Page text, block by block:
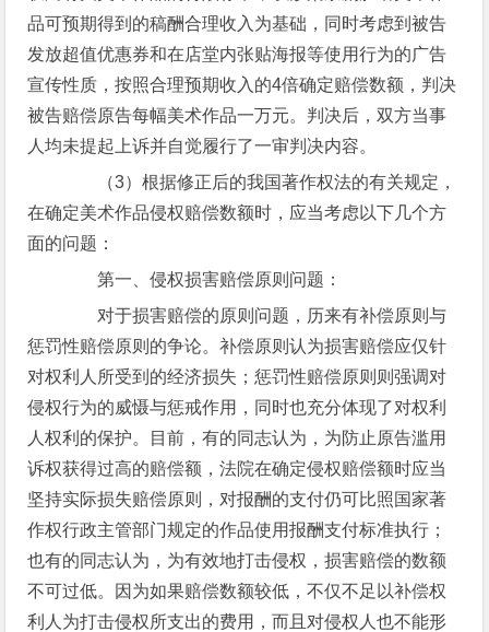
品可预期得到的稿酬合理收入为基础，同时考虑到被告
发放超值优惠券和在店堂内张贴海报等使用行为的广告
宣传性质，按照合理预期收入的4倍确定赔偿数额，判决
被告赔偿原告每幅美术作品一万元。判决后，双方当事
人均未提起上诉并自觉履行了一审判决内容。
（3）根据修正后的我国著作权法的有关规定，
在确定美术作品侵权赔偿数额时，应当考虑以下几个方
面的问题：
第一、侵权损害赔偿原则问题：
对于损害赔偿的原则问题，历来有补偿原则与
惩罚性赔偿原则的争论。补偿原则认为损害赔偿应仅针
对权利人所受到的经济损失；惩罚性赔偿原则则强调对
侵权行为的威慑与惩戒作用，同时也充分体现了对权利
人权利的保护。目前，有的同志认为，为防止原告滥用
诉权获得过高的赔偿额，法院在确定侵权赔偿额时应当
坚持实际损失赔偿原则，对报酬的支付仍可比照国家著
作权行政主管部门规定的作品使用报酬支付标准执行；
也有的同志认为，为有效地打击侵权，损害赔偿的数额
不可过低。因为如果赔偿数额较低，不仅不足以补偿权
利人为打击侵权所支出的费用，而且对侵权人也不能形